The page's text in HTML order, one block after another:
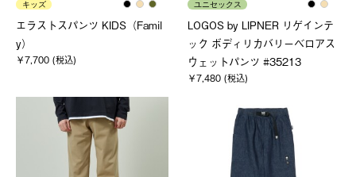
キッズ
エラストスパンツ KIDS（Famil
y）
￥7,700 (税込)
ユニセックス
LOGOS by LIPNER リゲインテ
ック ボディリカバリーベロアス
ウェットパンツ #35213
￥7,480 (税込)